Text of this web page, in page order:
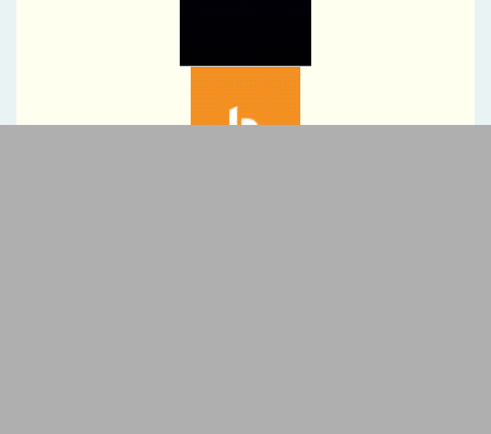
«ایما»؛ سکوی اتصال ایده‌های معدنی به صنعت، سرمایه و فناوری/ از